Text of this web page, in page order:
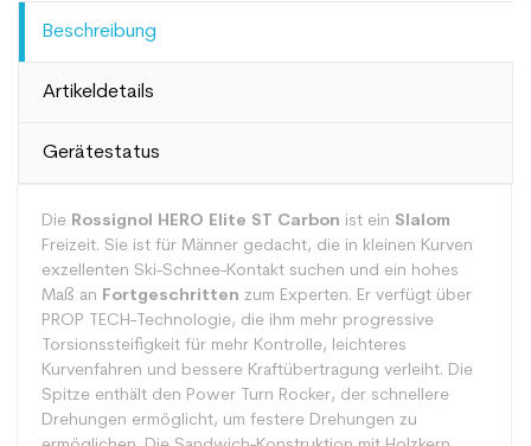
Beschreibung
Artikeldetails
Gerätestatus
Die Rossignol HERO Elite ST Carbon ist ein Slalom
Freizeit. Sie ist für Männer gedacht, die in kleinen Kurven
exzellenten Ski-Schnee-Kontakt suchen und ein hohes
Maß an Fortgeschritten zum Experten. Er verfügt über
PROP TECH-Technologie, die ihm mehr progressive
Torsionssteifigkeit für mehr Kontrolle, leichteres
Kurvenfahren und bessere Kraftübertragung verleiht. Die
Spitze enthält den Power Turn Rocker, der schnellere
Drehungen ermöglicht, um festere Drehungen zu